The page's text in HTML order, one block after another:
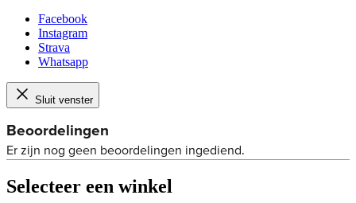
Facebook
Instagram
Strava
Whatsapp
Sluit venster
Selecteer een winkel